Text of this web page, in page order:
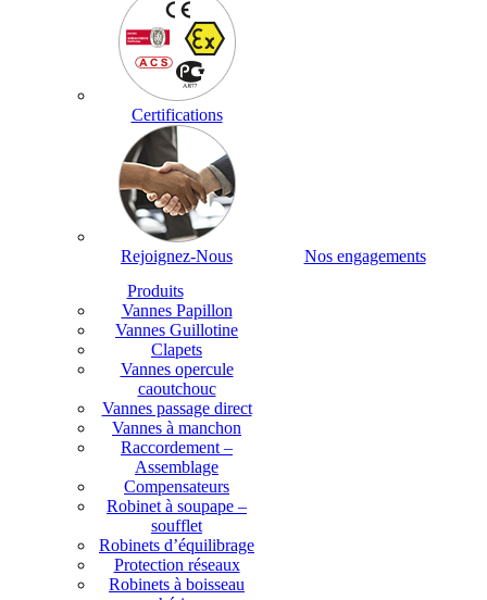
Certifications
Rejoignez-Nous
Nos engagements
Produits
Vannes Papillon
Vannes Guillotine
Clapets
Vannes opercule
caoutchouc
Vannes passage direct
Vannes à manchon
Raccordement –
Assemblage
Compensateurs
Robinet à soupape –
soufflet
Robinets d’équilibrage
Protection réseaux
Robinets à boisseau